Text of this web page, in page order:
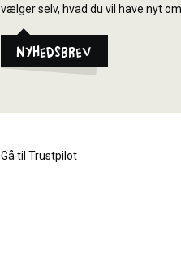
vælger selv, hvad du vil have nyt
Nyhedsbrev
Gå til Trustpilot